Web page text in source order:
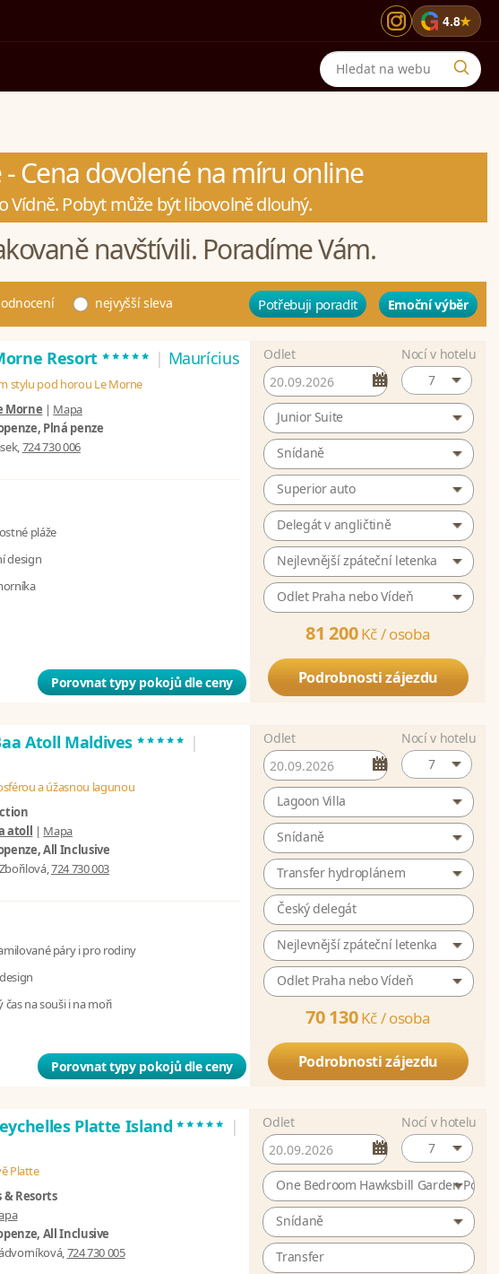
G 4.8★
Cena dovolené na míru online
Vídně. Pobyt může být libovolně dlouhý.
navštívili. Poradíme Vám.
nejvyšší sleva Potřebuji poradit Emoční výběr
Resort ***** | Maurícius
stylu pod horou Le Morne
Morne | Mapa
Plná penze
724 730 006
pláže
design
Porovnat typy pokojů dle ceny
Odlet
Nocí v hotelu
7
Junior Suite
Snídaně
Superior auto
Delegát v angličtině
Nejlevnější zpáteční letenka
Odlet Praha nebo Vídeň
81 200 Kč /osoba
Podrobnosti zájezdu
Atoll Maldives ***** |
a úžasnou lagunou
atoll | Mapa
All Inclusive
724 730 003
páry i pro rodiny
na souši i na moři
Porovnat typy pokojů dle ceny
Odlet
Nocí v hotelu
7
Lagoon Villa
Snídaně
Transfer hydroplánem
Český delegát
Nejlevnější zpáteční letenka
Odlet Praha nebo Vídeň
70 130 Kč /osoba
Podrobnosti zájezdu
Platte Island***** |
Platte
Resorts
All Inclusive
724 730 005
Odlet
Nocí v hotelu
7
One Bedroom Hawksbill Garden Pool
Snídaně
Transfer